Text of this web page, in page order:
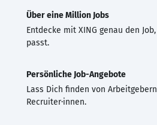
Über eine Million Jobs
Entdecke mit XING genau den
passt.
Persönliche Job-Angebote
Lass Dich finden von
Recruiter·innen.